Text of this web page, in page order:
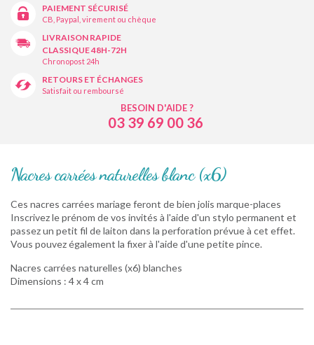
PAIEMENT SÉCURISÉ
CB, Paypal, virement ou chèque
LIVRAISON RAPIDE
CLASSIQUE 48H-72H
Chronopost 24h
RETOURS ET ÉCHANGES
Satisfait ou remboursé
BESOIN D'AIDE ?
03 39 69 00 36
Nacres carrées naturelles blanc (x6)
Ces nacres carrées mariage feront de bien jolis marque-places
Inscrivez le prénom de vos invités à l'aide d'un stylo permanent et
passez un petit fil de laiton dans la perforation prévue à cet effet.
Vous pouvez également la fixer à l'aide d'une petite pince.
Nacres carrées naturelles (x6) blanches
Dimensions : 4 x 4 cm